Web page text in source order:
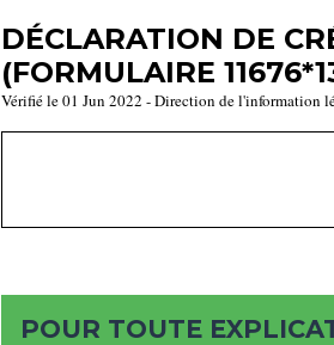
DÉCLARATION DE
(FORMULAIRE
Vérifié le 01 Jun 2022 - Direction de l'information
POUR TOUTE